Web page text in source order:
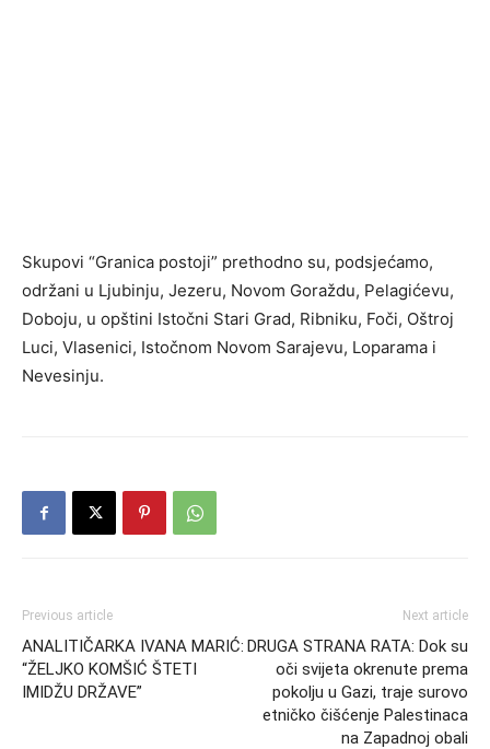
Skupovi “Granica postoji” prethodno su, podsjećamo,
održani u Ljubinju, Јezeru, Novom Goraždu, Pelagićevu,
Doboju, u opštini Istočni Stari Grad, Ribniku, Foči, Oštroj
Luci, Vlasenici, Istočnom Novom Sarajevu, Loparama i
Nevesinju.
Previous article
ANALITIČARKA IVANA MARIĆ:
“ŽELJKO KOMŠIĆ ŠTETI
IMIDŽU DRŽAVE”
Next article
DRUGA STRANA RATA: Dok su
oči svijeta okrenute prema
pokolju u Gazi, traje surovo
etničko čišćenje Palestinaca
na Zapadnoj obali